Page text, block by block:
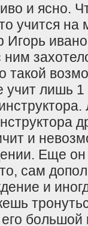
и ясно.
учится на
Игорь
такой
лишь 1
и
Еще
сам
и
большой